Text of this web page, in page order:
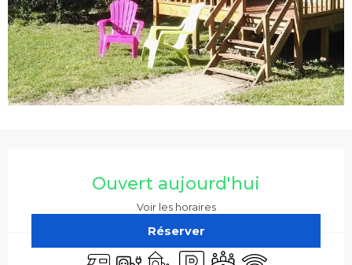
Ouvert aujourd'hui
Voir les horaires
Réserver
Accueil camping car
Branchements électriques
Jeux pour enfants / Espace jeux
ParkingSalle de réunion
WiFi